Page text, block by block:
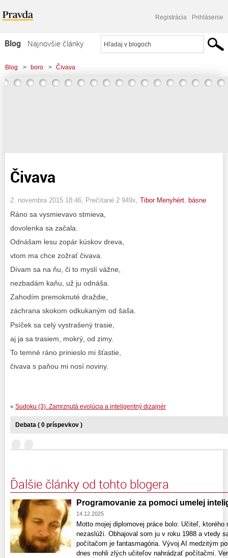
Registrácia Prihlásenie
Blog
Najnovšie články
Najčítanejšie články
Najkomentovanejšie články
Blog > boro > Čivava
Čivava
2. novembra 2015 18:46 , Prečítané 2 949x, Tibor Menyhért básne
Ráno sa vysmievavo stmieva,
dovolenka sa začala.
Odnášam lesu zopár kúskov dreva,
vtom ma chce zožrať čivava.
Dívam sa na ňu, či to myslí vážne,
nezbadám kaňu, už ju odnáša.
Zahodím premoknuté draždie,
záchrana skokom odkukaným od šaša.
Psíček sa celý vystrašený trasie,
aj ja sa trasiem, mokrý, od zimy.
To temné ráno prinieslo mi šťastie,
čivava s paňou mi nosí noviny.
« Sudoku (3). Zamrznutá evolúcia a inteligentný dizajnér
Debata ( 0 príspevkov )
Ďalšie články od tohto blogera
Programovanie za pomoci umelej
14.12.2025
Motto mojej diplomovej práce bolo: Učiteľ,
nezaslúži. Obhajoval som ju v roku 1988 a vtedy
počítačom je fantasmagória. Vývoj AI medzitým
dnes mohli zlých učiteľov nahrádzať počítačmi.